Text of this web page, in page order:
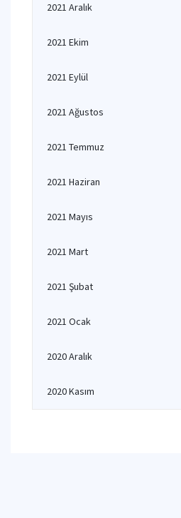
2021 Aralık
2021 Ekim
2021 Eylül
2021 Ağustos
2021 Temmuz
2021 Haziran
2021 Mayıs
2021 Mart
2021 Şubat
2021 Ocak
2020 Aralık
2020 Kasım